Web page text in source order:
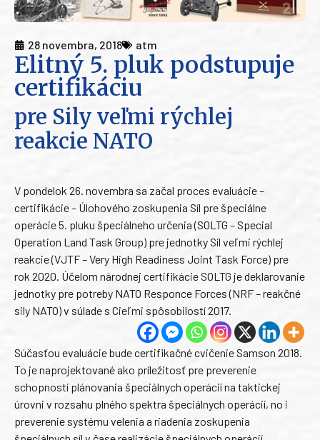
28 novembra, 2018 atm
Elitný 5. pluk podstupuje
certifikáciu
pre Sily veľmi rýchlej
reakcie NATO
V pondelok 26. novembra sa začal proces evaluácie –
certifikácie – Úlohového zoskupenia Síl pre špeciálne
operácie 5. pluku špeciálneho určenia (SOLTG – Special
Operation Land Task Group) pre jednotky Síl veľmi rýchlej
reakcie (VJTF – Very High Readiness Joint Task Force) pre
rok 2020. Účelom národnej certifikácie SOLTG je deklarovanie
jednotky pre potreby NATO Responce Forces (NRF – reakčné
sily NATO) v súlade s Cieľmi spôsobilostí 2017.
Súčasťou evaluácie bude certifikačné cvičenie Samson 2018.
To je naprojektované ako príležitosť pre preverenie
schopností plánovania špeciálnych operácií na taktickej
úrovni v rozsahu plného spektra špeciálnych operácií, no i
preverenie systému velenia a riadenia zoskupenia